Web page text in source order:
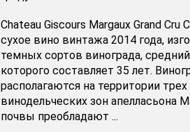
Chateau Giscours Margaux Grand Cru
сухое вино винтажа 2014 года,
темных сортов винограда,
которого составляет 35 лет.
располагаются на территории трех
винодельческих зон апелласьона
почвы преобладают ...